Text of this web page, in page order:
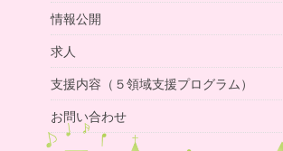
情報公開
求人
支援内容（５領域支援プログラム）
お問い合わせ